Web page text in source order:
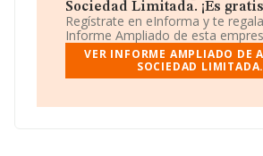
Tiene CNAE: 1073 - 'Fabricación de
cuscús y productos similares'. La
actividad en mercados exteriores.
La sociedad españolaAbsorvia
NIF B98883051, se encuentra en Calle
Catarroja, en Valencia, Comunidad
Sociedad Limitada. ¡Es
Regístrate en eInforma y te
Informe Ampliado de esta
VER INFORME AMPLIADO DE
SOCIEDAD LIMITADA.